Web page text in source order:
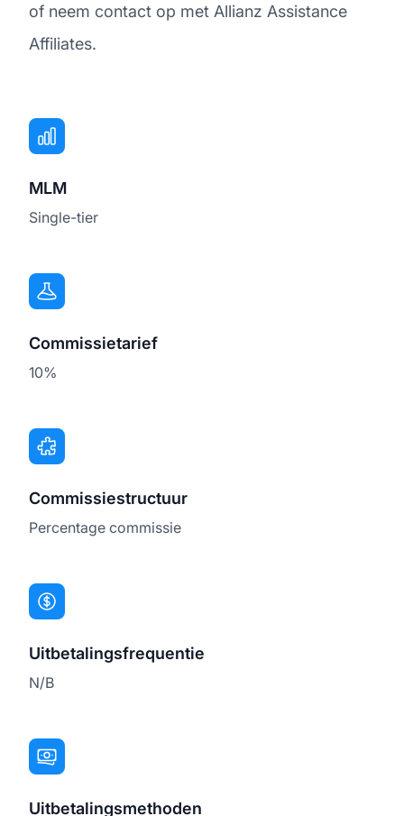
of neem contact op met Allianz Assistance
Affiliates.
MLM
Single-tier
Commissietarief
10%
Commissiestructuur
Percentage commissie
Uitbetalingsfrequentie
N/B
Uitbetalingsmethoden